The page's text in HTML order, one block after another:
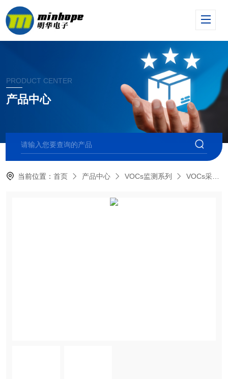
PRODUCT CENTER
产品中心
当前位置：首页 产品中心 VOCs监测系列 VOCs采样器